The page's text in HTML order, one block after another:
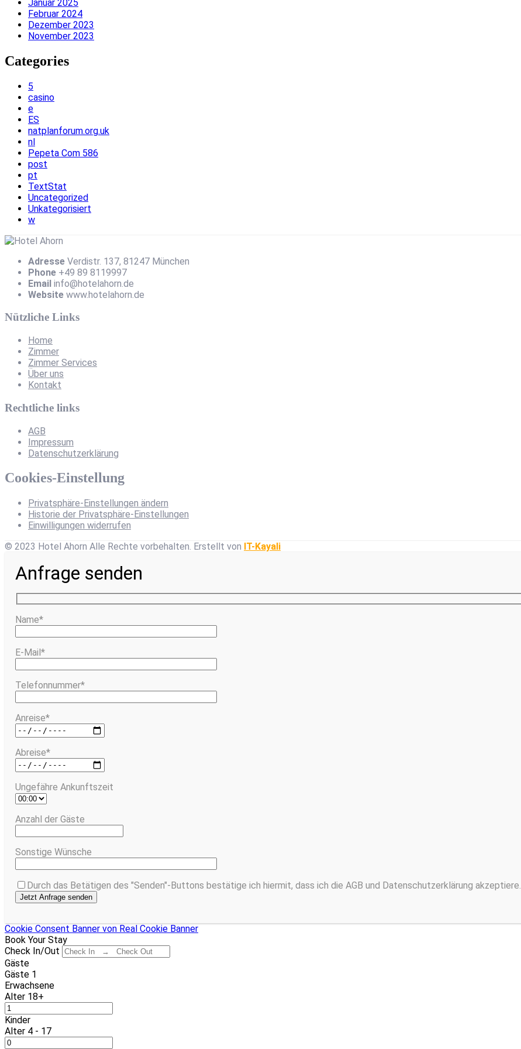
Januar 2025
Februar 2024
Dezember 2023
November 2023
Categories
5
casino
e
ES
natplanforum.org.uk
nl
Pepeta Com 586
post
pt
TextStat
Uncategorized
Unkategorisiert
w
Adresse Verdistr. 137, 81247 München
Phone +49 89 8119997
Email info@hotelahorn.de
Website www.hotelahorn.de
Nützliche Links
Home
Zimmer
Zimmer Services
Über uns
Kontakt
Rechtliche links
AGB
Impressum
Datenschutzerklärung
Cookies-Einstellung
Privatsphäre-Einstellungen ändern
Historie der Privatsphäre-Einstellungen
Einwilligungen widerrufen
© 2023 Hotel Ahorn Alle Rechte vorbehalten. Erstellt von IT-Kayali
Anfrage senden
Name*
E-Mail*
Telefonnummer*
Anreise*
Abreise*
Ungefähre Ankunftszeit
Anzahl der Gäste
Sonstige Wünsche
Durch das Betätigen des "Senden"-Buttons bestätige ich hiermit, dass ich die AGB und Datenschutzerklärung akzeptiere.
Cookie Consent Banner von Real Cookie Banner
Book Your Stay
Check In/Out
Gäste
Gäste 1
Erwachsene
Alter 18+
Kinder
Alter 4 - 17